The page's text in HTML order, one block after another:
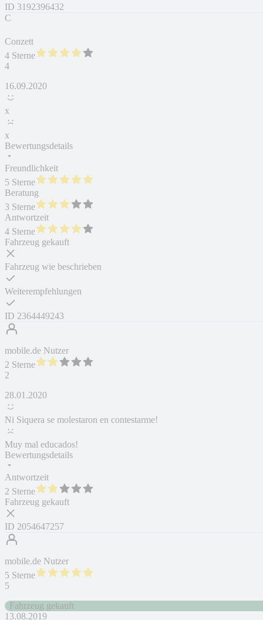
ID 3192396432
C
Conzett
4 Sterne
4
16.09.2020
x
x
Bewertungsdetails
Freundlichkeit
5 Sterne
Beratung
3 Sterne
Antwortzeit
4 Sterne
Fahrzeug gekauft
Fahrzeug wie beschrieben
Weiterempfehlungen
ID 2364449243
mobile.de Nutzer
2 Sterne
2
28.01.2020
Ni Siquera se molestaron en contestarme!
Muy mal educados!
Bewertungsdetails
Antwortzeit
2 Sterne
Fahrzeug gekauft
ID 2054647257
mobile.de Nutzer
5 Sterne
5
Fahrzeug gekauft
13.08.2019